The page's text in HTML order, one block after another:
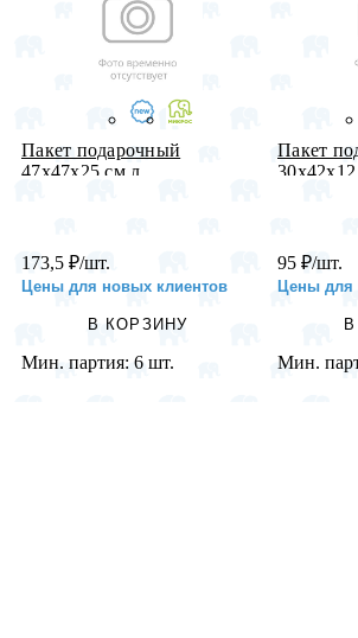
Пакет подарочный
47х47х25 см л...
173,5 ₽/шт.
Цены для новых клиентов
В КОРЗИНУ
Мин. партия: 6 шт.
Пакет
30х42х12
95 ₽/шт.
Цены для
Мин.